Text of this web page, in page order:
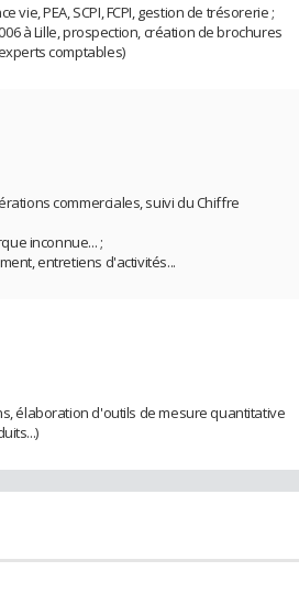
PEA, SCPI, FCPI, gestion de trésorerie ;
à Lille, prospection, création de brochures
comptables)
commerciales, suivi du Chiffre
inconnue... ;
entretiens d'activités...
élaboration d'outils de mesure quantitative